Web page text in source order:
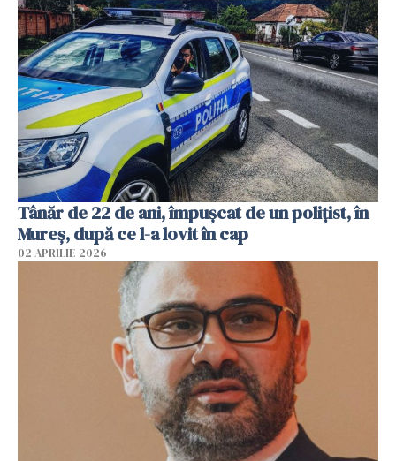
Tânăr de 22 de ani, împușcat de un polițist, în
Mureș, după ce l-a lovit în cap
02 APRILIE 2026